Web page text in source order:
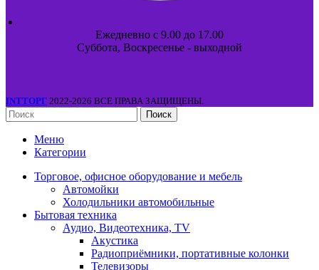
Ежедневно с 9.00 до 17.00
Суббота, Воскресенье - выходной
INTТОРГ 2022-2026 ВСЕ ПРАВА ЗАЩИЩЕНЫ.
Поиск
Меню
Категории
Торговое, офисное оборудование и мебель
Автомойки
Холодильники автомобильные
Бытовая техника
Аудио, Видеотехника, TV
Акустика
Радиоприёмники, портативные колонки
Телевизоры